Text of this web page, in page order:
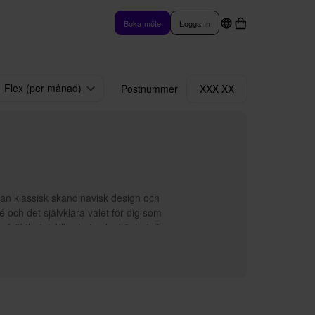
Boka möte Logga In
Flex (per månad) Postnummer XXX XX
klassisk skandinavisk design och
och det självklara valet för dig som
äkthet, hållbarhet och skönhet. Tre
traditionellt och småskaligt